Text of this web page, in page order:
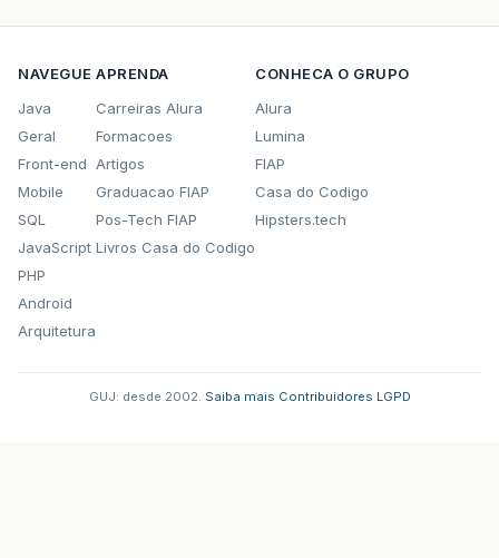
NAVEGUE
Java
Geral
Front-end
Mobile
SQL
JavaScript
PHP
Android
Arquitetura
APRENDA
Carreiras Alura
Formacoes
Artigos
Graduacao FIAP
Pos-Tech FIAP
Livros Casa do Codigo
CONHECA O GRUPO
Alura
Lumina
FIAP
Casa do Codigo
Hipsters.tech
GUJ: desde 2002. Saiba mais Contribuidores LGPD